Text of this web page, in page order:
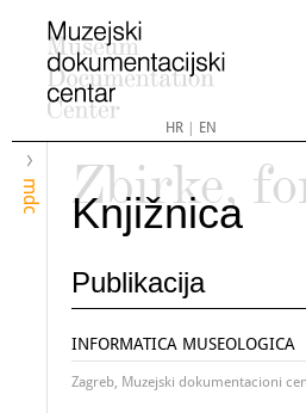
HR| EN
mdc
Zbirke,
Knjižnica
Publikacija
INFORMATICA MUSEOLOGICA
Zagreb, Muzejski dokumentacioni